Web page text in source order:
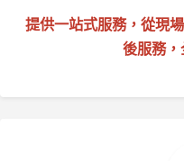
提供一站式服務，從現
後服務，